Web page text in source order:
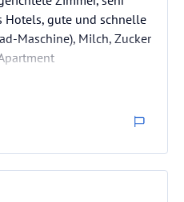
Hotels, gute und schnelle
Maschine), Milch, Zucker